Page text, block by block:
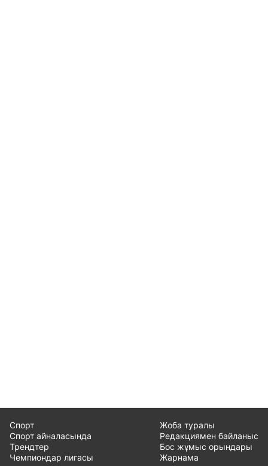
Спорт
Спорт айналасында
Трендтер
Чемпиондар лигасы
Жоба туралы
Редакциямен байланыс
Бос жұмыс орындары
Жарнама